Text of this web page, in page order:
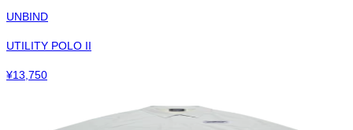
UNBIND
UTILITY POLO II
¥13,750